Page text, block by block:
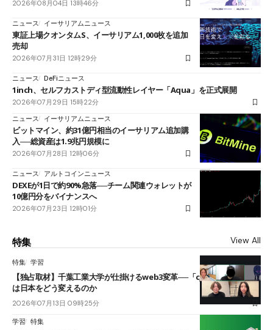
2026年08月04日 13時46分
ニュース イーサリアムニュース
東証上場クオンタムS、イーサリアム1,000枚を追加
売却
2026年07月31日 12時29分
ニュース DeFiニュース
1inch、セルフカストディ型流動性レイヤー「Aqua」を正式展開
2026年07月29日 15時22分
ニュース
イーサリアムニュース
ビットマイン、約31億円相当のイーサリアム追加購
入──総資産は1.9兆円規模に
2026年07月28日 12時06分
ニュース アルトコインニュース
DEXEが1日で約90%急落──チーム関連ウォレットが
10億円分をバイナンスへ
2026年07月23日 12時01分
特集 View All
特集 学習
【独占取材】千葉工業大学が仕掛けるweb3変革──「cJPY」とAIの融合
は日本をどう変えるのか
2026年07月13日 09時25分
学習 特集